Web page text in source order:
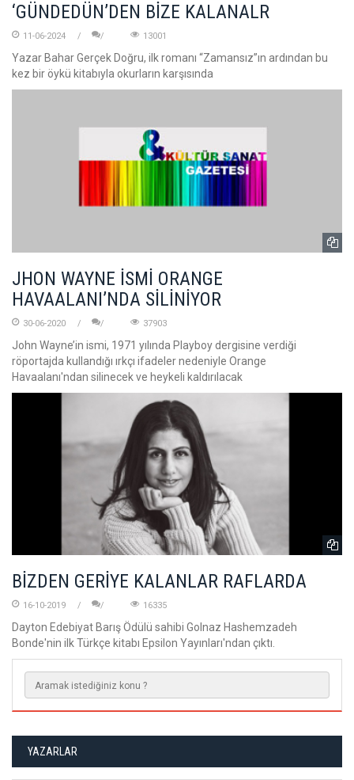
‘GÜNDEDÜN’DEN BİZE KALANALR
11-06-2024 13001
Yazar Bahar Gerçek Doğru, ilk romanı “Zamansız”ın ardından bu
kez bir öykü kitabıyla okurların karşısında
JHON WAYNE İSMİ ORANGE
HAVAALANI’NDA SİLİNİYOR
30-06-2020 37903
John Wayne’in ismi, 1971 yılında Playboy dergisine verdiği
röportajda kullandığı ırkçı ifadeler nedeniyle Orange
Havaalanı'ndan silinecek ve heykeli kaldırılacak
BİZDEN GERİYE KALANLAR RAFLARDA
16-10-2019 16335
Dayton Edebiyat Barış Ödülü sahibi Golnaz Hashemzadeh
Bonde'nin ilk Türkçe kitabı Epsilon Yayınları'ndan çıktı.
YAZARLAR